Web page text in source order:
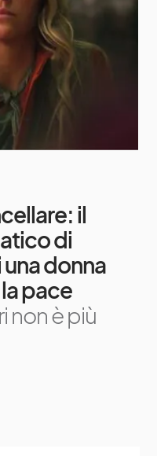
il
di
donna
pace
non è più